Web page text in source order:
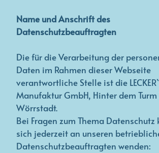
Name und Anschrift des
Datenschutzbeauftragten
Die für die Verarbeitung der
Daten im Rahmen dieser Webseite
verantwortliche Stelle ist die
Manufaktur GmbH, Hinter dem Turm
Wörrstadt.
Bei Fragen zum Thema Datenschutz
sich jederzeit an unseren
Datenschutzbeauftragten wenden: